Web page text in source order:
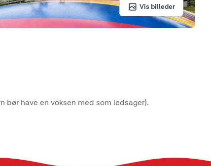
Vis billeder
bør have en voksen med som ledsager).